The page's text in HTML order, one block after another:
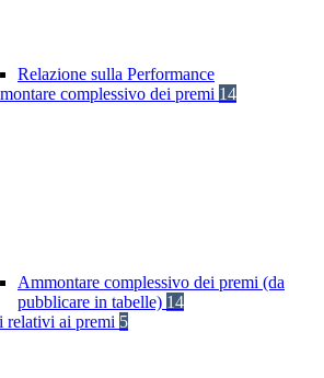
Relazione sulla Performance
complessivo dei premi 14
Ammontare complessivo dei premi (da
pubblicare in tabelle) 14
relativi ai premi 5